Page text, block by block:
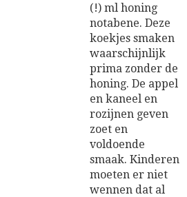
(!) ml honing
notabene. Deze
koekjes smaken
waarschijnlijk
prima zonder de
honing. De appel
en kaneel en
rozijnen geven
zoet en
voldoende
smaak. Kinderen
moeten er niet
wennen dat al